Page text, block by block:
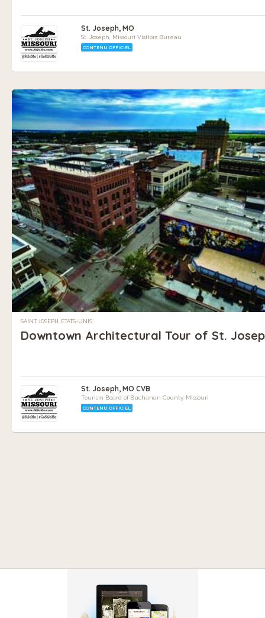
St. Joseph, MO
St. Joseph, Missouri Visitors Bureau
CONTENU OFFICIEL
SAINT JOSEPH, ÉTATS-UNIS
Downtown Architectural Tour of St.
St. Joseph, MO CVB
Tourism Board of Buchanan County, Missouri
CONTENU OFFICIEL